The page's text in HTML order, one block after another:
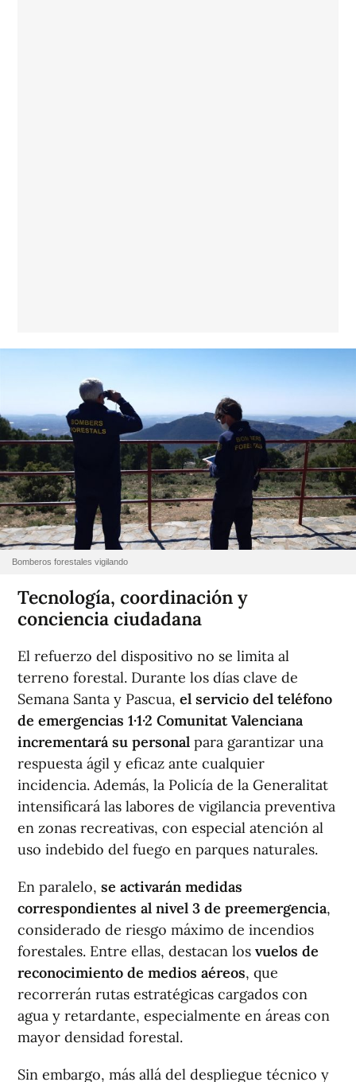
Bomberos forestales vigilando
Tecnología, coordinación y
conciencia ciudadana
El refuerzo del dispositivo no se limita al
terreno forestal. Durante los días clave de
Semana Santa y Pascua, el servicio del teléfono
de emergencias 1·1·2 Comunitat Valenciana
incrementará su personal para garantizar una
respuesta ágil y eficaz ante cualquier
incidencia. Además, la Policía de la Generalitat
intensificará las labores de vigilancia preventiva
en zonas recreativas, con especial atención al
uso indebido del fuego en parques naturales.
En paralelo, se activarán medidas
correspondientes al nivel 3 de preemergencia,
considerado de riesgo máximo de incendios
forestales. Entre ellas, destacan los vuelos de
reconocimiento de medios aéreos, que
recorrerán rutas estratégicas cargados con
agua y retardante, especialmente en áreas con
mayor densidad forestal.
Sin embargo, más allá del despliegue técnico y